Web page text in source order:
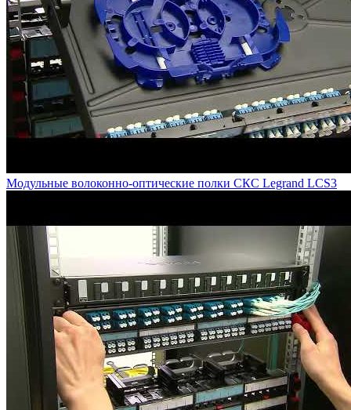
Модульные волоконно-оптические полки СКС Legrand LCS3